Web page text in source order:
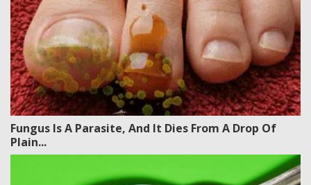
Fungus Is A Parasite, And It Dies From A Drop Of
Plain...